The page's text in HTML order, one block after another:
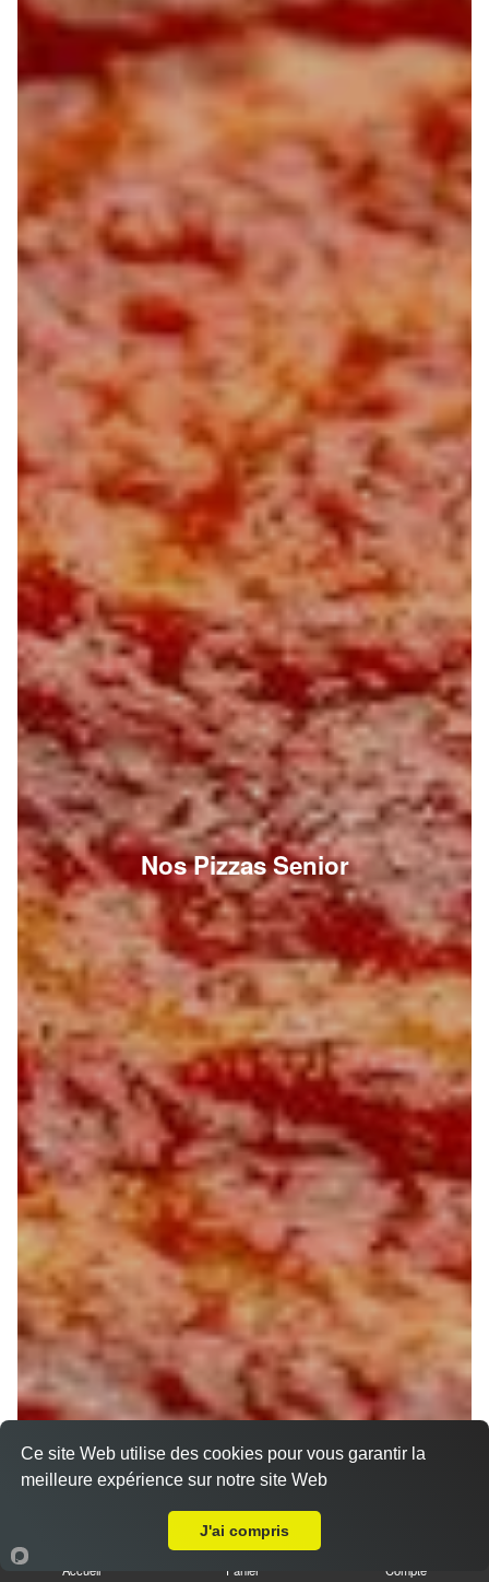
Nos Pizzas Senior
Accueil Panier Compte
Ce site Web utilise des cookies pour vous garantir la
meilleure expérience sur notre site Web
J'ai compris